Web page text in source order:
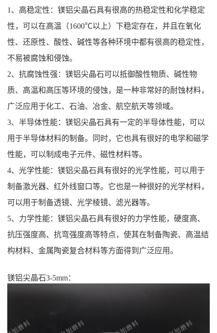
‌1、高稳定性‌：镁铝尖晶石具有很高的热稳定性和化学稳定
性，可以在高温（1600℃以上）下稳定存在，并且在氧化
性、还原性、酸性、碱性等各种环境中都有很高的稳定性，
不易被腐蚀和侵蚀‌。
‌2、抗腐蚀性强‌：镁铝尖晶石可以抵御酸性物质、碱性物
质、高温和高压等环境的侵蚀，是一种非常好的耐蚀材料，
广泛应用于化工、石油、冶金、航空航天等领域‌。
‌3、半导体性能‌：镁铝尖晶石具有一定的半导体性能，可以
用于半导体材料的制备。同时，它也具有很好的电学和磁学
性能，可以制成电子元件、磁性材料等‌。
‌4、光学性能‌：镁铝尖晶石具有很好的光学性能，可以用于
制备激光器、红外线窗口等。它也是一种很好的光学材料，
可以用于制备透镜、光学棱镜、滤光器等‌。
‌5、力学性能‌：镁铝尖晶石具有很好的力学性能，硬度高、
抗压强度高、抗弯强度高等特点，使其在制备陶瓷、高温结
构材料、金属陶瓷复合材料等方面得到广泛应用‌。
镁铝尖晶石3-5mm：